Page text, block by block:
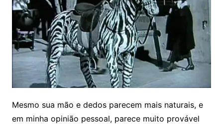
Mesmo sua mão e dedos parecem mais naturais, e
em minha opinião pessoal, parece muito provável